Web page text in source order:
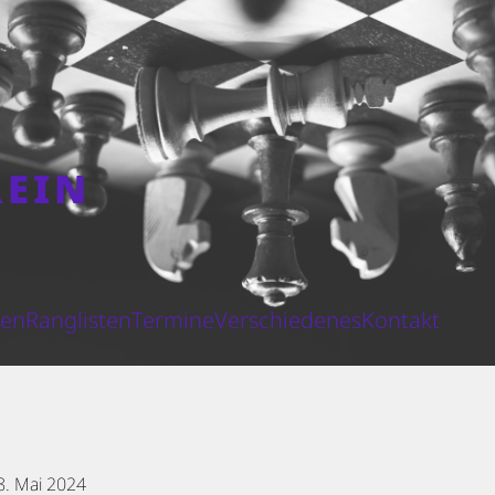
RanglistenTermineVerschiedenesKontakt
Mai 2024